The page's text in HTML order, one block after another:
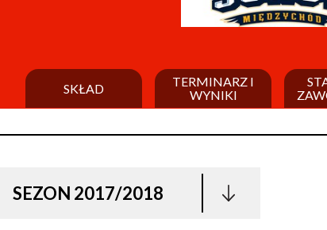
SKŁAD
TERMINARZ I
WYNIKI
SEZON 2017/2018